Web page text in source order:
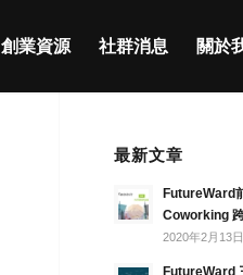
創業資源 社群消息 關於
最新文章
FutureWard
Coworking
2020年2月13
FutureWard